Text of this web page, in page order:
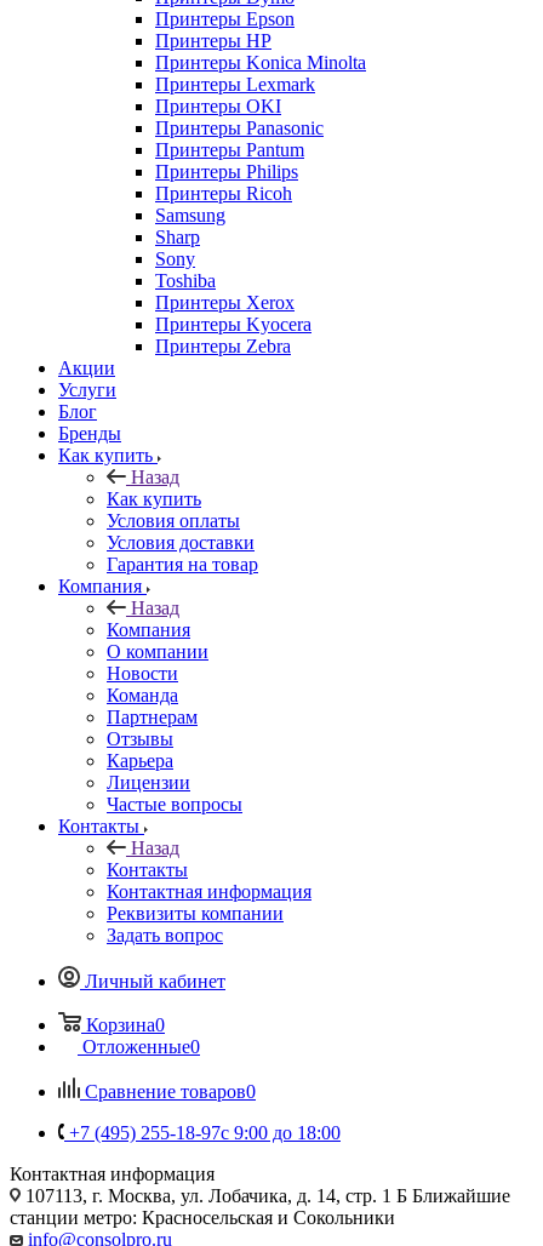
Принтеры Epson
Принтеры HP
Принтеры Konica Minolta
Принтеры Lexmark
Принтеры OKI
Принтеры Panasonic
Принтеры Pantum
Принтеры Philips
Принтеры Ricoh
Samsung
Sharp
Sony
Toshiba
Принтеры Xerox
Принтеры Kyocera
Принтеры Zebra
Акции
Услуги
Блог
Бренды
Как купить
Назад
Как купить
Условия оплаты
Условия доставки
Гарантия на товар
Компания
Назад
Компания
О компании
Новости
Команда
Партнерам
Отзывы
Карьера
Лицензии
Частые вопросы
Контакты
Назад
Контакты
Контактная информация
Реквизиты компании
Задать вопрос
Личный кабинет
Корзина0
Отложенные0
Сравнение товаров0
+7 (495) 255-18-97с 9:00 до 18:00
Контактная информация
107113, г. Москва, ул. Лобачика, д. 14, стр. 1 Б Ближайшие
станции метро: Красносельская и Сокольники
info@consolpro.ru